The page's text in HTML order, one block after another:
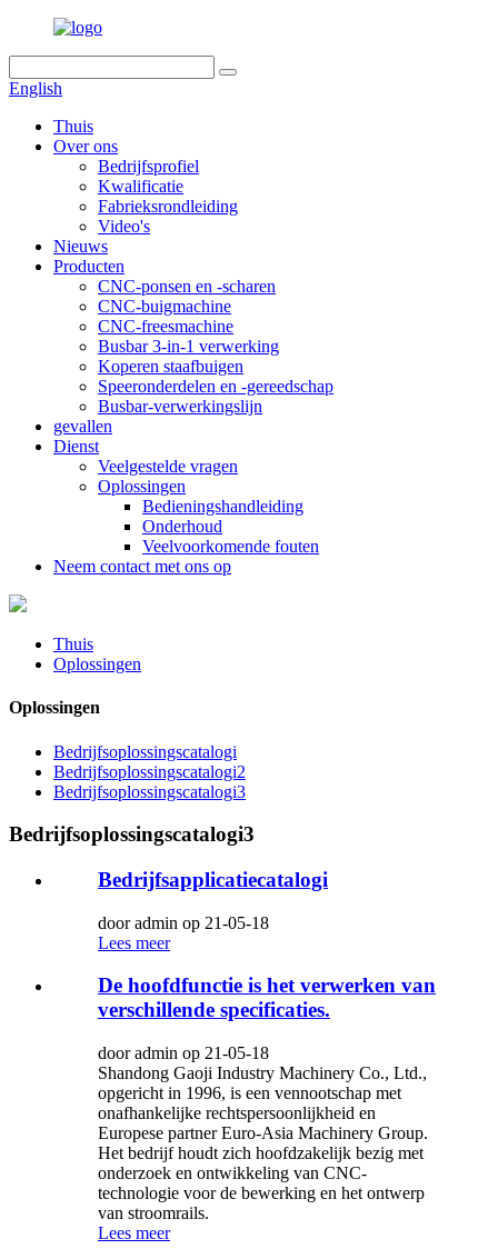
English
Thuis
Over ons
Bedrijfsprofiel
Kwalificatie
Fabrieksrondleiding
Video's
Nieuws
Producten
CNC-ponsen en -scharen
CNC-buigmachine
CNC-freesmachine
Busbar 3-in-1 verwerking
Koperen staafbuigen
Speeronderdelen en -gereedschap
Busbar-verwerkingslijn
gevallen
Dienst
Veelgestelde vragen
Oplossingen
Bedieningshandleiding
Onderhoud
Veelvoorkomende fouten
Neem contact met ons op
Thuis
Oplossingen
Oplossingen
Bedrijfsoplossingscatalogi
Bedrijfsoplossingscatalogi2
Bedrijfsoplossingscatalogi3
Bedrijfsoplossingscatalogi3
Bedrijfsapplicatiecatalogi
door admin op 21-05-18
Lees meer
De hoofdfunctie is het verwerken van
verschillende specificaties.
door admin op 21-05-18
Shandong Gaoji Industry Machinery Co., Ltd.,
opgericht in 1996, is een vennootschap met
onafhankelijke rechtspersoonlijkheid en
Europese partner Euro-Asia Machinery Group.
Het bedrijf houdt zich hoofdzakelijk bezig met
onderzoek en ontwikkeling van CNC-
technologie voor de bewerking en het ontwerp
van stroomrails.
Lees meer